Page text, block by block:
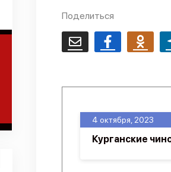
Поделиться
Email Facebook
4 октября, 2023
Курганские